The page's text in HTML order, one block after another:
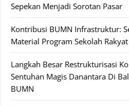
Sepekan Menjadi Sorotan Pasar
Kontribusi BUMN Infrastruktur:
Material Program Sekolah
Langkah Besar Restrukturisasi
Sentuhan Magis Danantara Di
BUMN